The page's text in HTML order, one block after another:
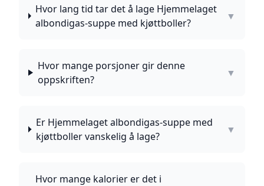
Hvor lang tid tar det å lage Hjemmelaget
albondigas-suppe med kjøttboller?
▼
Hvor mange porsjoner gir denne
oppskriften?
▼
Er Hjemmelaget albondigas-suppe med
kjøttboller vanskelig å lage?
▼
Hvor mange kalorier er det i